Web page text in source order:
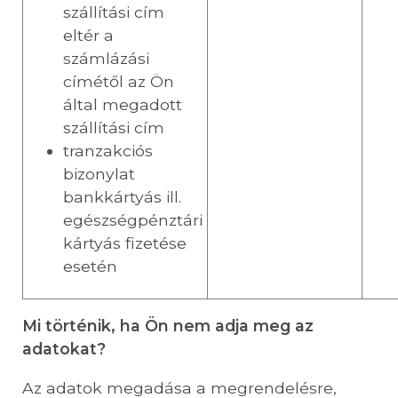
szállítási cím
eltér a
számlázási
címétől az Ön
által megadott
szállítási cím
tranzakciós
bizonylat
bankkártyás ill.
egészségpénztári
kártyás fizetése
esetén
Mi történik, ha Ön nem adja meg az
adatokat?
Az adatok megadása a megrendelésre,